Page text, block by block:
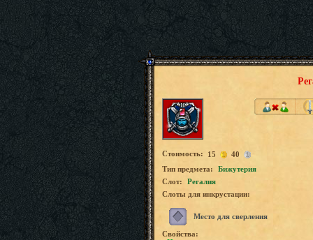
Стоимость: 15
40
Tип предмета:
Бижутерия
Слот:
Регалия
Слоты для инкрустации:
Место для сверления
Свойства: